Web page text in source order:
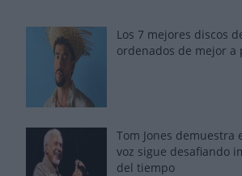
Los 7 mejores discos
ordenados de mejor a
Tom Jones demuestra
voz sigue desafiando
del tiempo